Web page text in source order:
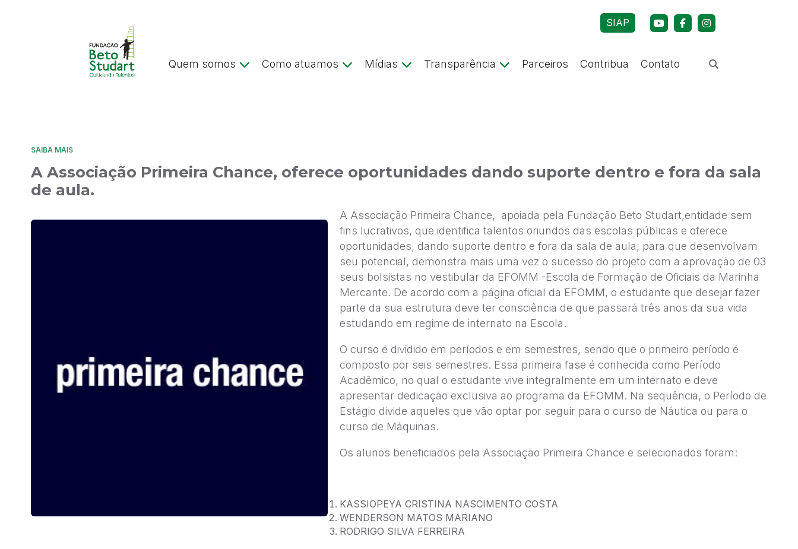
SIAP
Quem somos Como atuamos Mídias Transparência Parceiros Contribua Contato
SAIBA MAIS
A Associação Primeira Chance, oferece oportunidades dando suporte dentro e fora da sala
de aula.
A Associação Primeira Chance, apoiada pela Fundação Beto Studart,entidade sem
fins lucrativos, que identifica talentos oriundos das escolas públicas e oferece
oportunidades, dando suporte dentro e fora da sala de aula, para que desenvolvam
seu potencial, demonstra mais uma vez o sucesso do projeto com a aprovação de 03
seus bolsistas no vestibular da EFOMM -Escola de Formação de Oficiais da Marinha
Mercante. De acordo com a página oficial da EFOMM, o estudante que desejar fazer
parte da sua estrutura deve ter consciência de que passará três anos da sua vida
estudando em regime de internato na Escola.
O curso é dividido em períodos e em semestres, sendo que o primeiro período é
composto por seis semestres. Essa primeira fase é conhecida como Período
Acadêmico, no qual o estudante vive integralmente em um internato e deve
apresentar dedicação exclusiva ao programa da EFOMM. Na sequência, o Período de
Estágio divide aqueles que vão optar por seguir para o curso de Náutica ou para o
curso de Máquinas.
Os alunos beneficiados pela Associação Primeira Chance e selecionados foram:
KASSIOPEYA CRISTINA NASCIMENTO COSTA
WENDERSON MATOS MARIANO
RODRIGO SILVA FERREIRA